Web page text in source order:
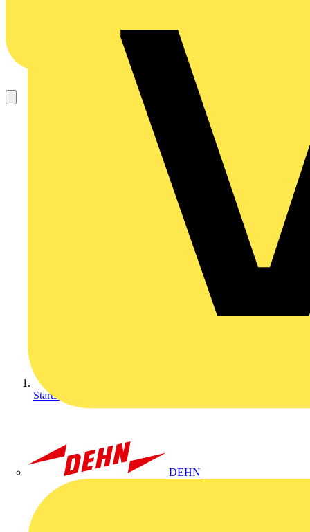
DEHN
Startseite